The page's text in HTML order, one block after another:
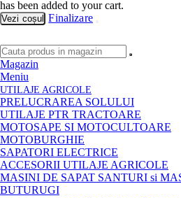
has been added to your cart.
Vezi coșul Finalizare
Magazin
Meniu
UTILAJE AGRICOLE
PRELUCRAREA SOLULUI
UTILAJE PTR TRACTOARE
MOTOSAPE SI MOTOCULTOARE
MOTOBURGHIE
SAPATORI ELECTRICE
ACCESORII UTILAJE AGRICOLE
MASINI DE SAPAT SANTURI si
BUTURUGI